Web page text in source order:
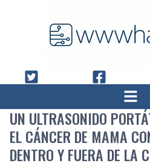
UN ULTRASONIDO
EL CÁNCER DE MAMA
DENTRO Y FUERA DE LA